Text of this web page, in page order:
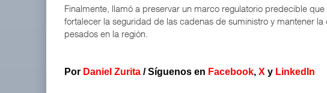
Finalmente, llamó a preservar un marco regulatorio predecible
fortalecer la seguridad de las cadenas de suministro y mantener
pesados en la región.
Por Daniel Zurita /Síguenos en Facebook, X y LinkedIn